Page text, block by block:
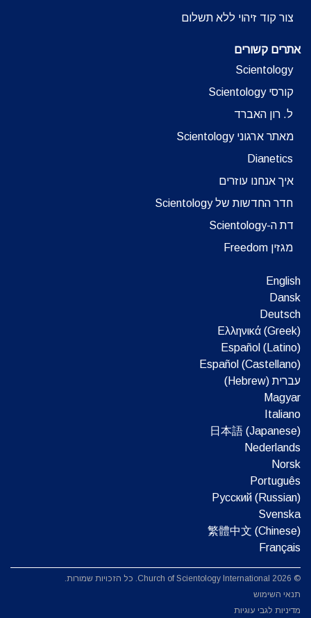
צור קוד זיהוי ללא תשלום
אתרים קשורים
Scientology
קורסי Scientology
ל. רון האברד
מאתר ארגוני Scientology
Dianetics
איך אנחנו עוזרים
חדר החדשות של Scientology
דת ה-Scientology
מגזין Freedom
English
Dansk
Deutsch
Ελληνικά (Greek)
Español (Latino)
Español (Castellano)
עברית (Hebrew)‏
Magyar
Italiano
日本語 (Japanese)
Nederlands
Norsk
Português
Русский (Russian)
Svenska
繁體中文 (Chinese)
Français
© 2026 Church of Scientology International. כל הזכויות שמורות.
תנאי השימוש
מדיניות לגבי עוגיות